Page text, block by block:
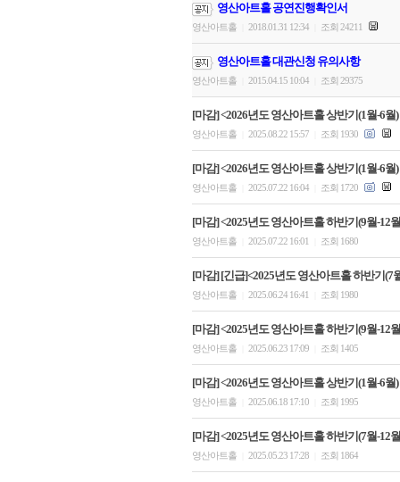
영산아트홀 공연진행확인서
영산아트홀 2018.01.31 12:34 조회 24211
영산아트홀 대관신청 유의사항
영산아트홀 2015.04.15 10:04 조회 29375
[마감] <2026년도 영산아트홀 상반기(1월-6월
영산아트홀 2025.08.22 15:57 조회 1930
[마감] <2026년도 영산아트홀 상반기(1월-6월
영산아트홀 2025.07.22 16:04 조회 1720
[마감] <2025년도 영산아트홀 하반기(9월-12
영산아트홀 2025.07.22 16:01 조회 1680
[마감] [긴급]<2025년도 영산아트홀 하반기(7
영산아트홀 2025.06.24 16:41 조회 1980
[마감] <2025년도 영산아트홀 하반기(9월-12
영산아트홀 2025.06.23 17:09 조회 1405
[마감] <2026년도 영산아트홀 상반기(1월-6월
영산아트홀 2025.06.18 17:10 조회 1995
[마감] <2025년도 영산아트홀 하반기(7월-12
영산아트홀 2025.05.23 17:28 조회 1864